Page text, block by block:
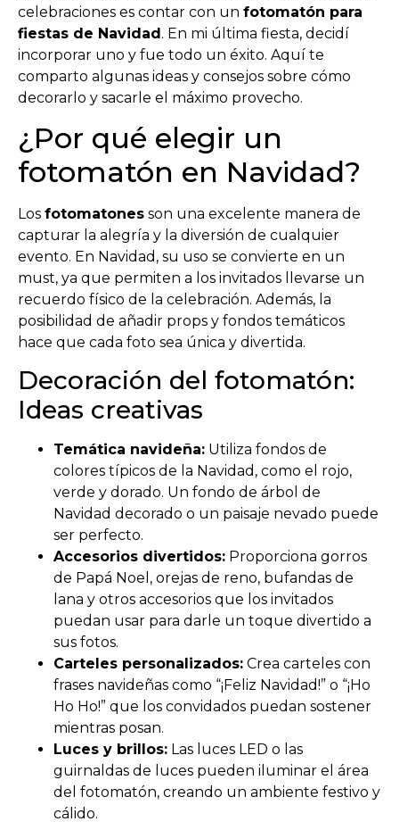
celebraciones es contar con un fotomatón para
fiestas de Navidad. En mi última fiesta, decidí
incorporar uno y fue todo un éxito. Aquí te
comparto algunas ideas y consejos sobre cómo
decorarlo y sacarle el máximo provecho.
¿Por qué elegir un
fotomatón en Navidad?
Los fotomatones son una excelente manera de
capturar la alegría y la diversión de cualquier
evento. En Navidad, su uso se convierte en un
must, ya que permiten a los invitados llevarse un
recuerdo físico de la celebración. Además, la
posibilidad de añadir props y fondos temáticos
hace que cada foto sea única y divertida.
Decoración del fotomatón:
Ideas creativas
Temática navideña: Utiliza fondos de
colores típicos de la Navidad, como el rojo,
verde y dorado. Un fondo de árbol de
Navidad decorado o un paisaje nevado puede
ser perfecto.
Accesorios divertidos: Proporciona gorros
de Papá Noel, orejas de reno, bufandas de
lana y otros accesorios que los invitados
puedan usar para darle un toque divertido a
sus fotos.
Carteles personalizados: Crea carteles con
frases navideñas como “¡Feliz Navidad!” o “¡Ho
Ho Ho!” que los convidados puedan sostener
mientras posan.
Luces y brillos: Las luces LED o las
guirnaldas de luces pueden iluminar el área
del fotomatón, creando un ambiente festivo y
cálido.